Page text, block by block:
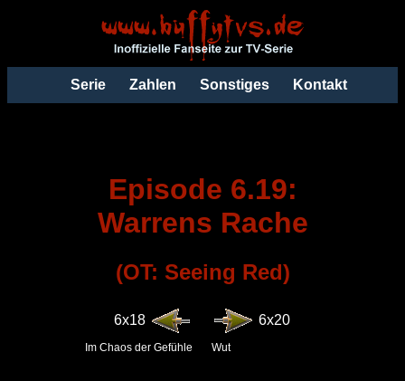
Serie Zahlen Sonstiges Kontakt
Episode 6.19:
Warrens Rache
(OT: Seeing Red)
6x18 6x20
Im Chaos der Gefühle Wut